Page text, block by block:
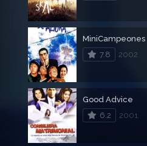
7.8
2002
Good Advice
6.2
2001